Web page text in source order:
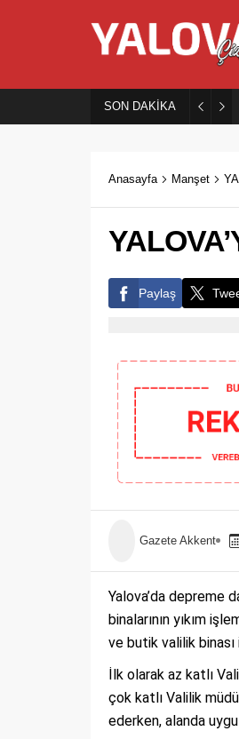
SON DAKİKA
Anasayfa Manşet
Paylaş
Gazete Akkent
Yalova’da depreme
binalarının yıkım
ve butik valilik binası
İlk olarak az katlı
çok katlı Valilik
ederken, alanda